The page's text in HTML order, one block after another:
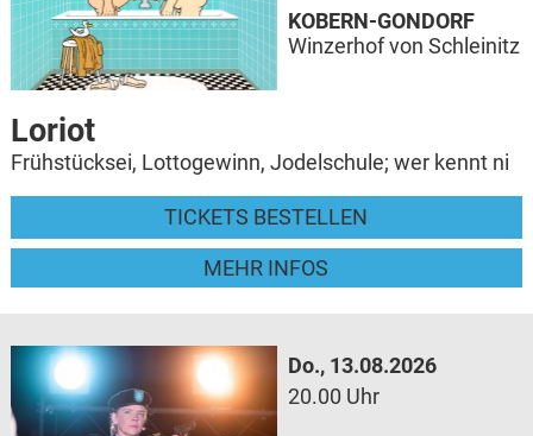
Loriot
Frühstücksei, Lottogewinn, Jodelschule; wer kennt ni
TICKETS BESTELLEN
MEHR INFOS
KOBERN-GONDORF
Winzerhof von Schleinitz
Do., 13.08.2026
20.00 Uhr